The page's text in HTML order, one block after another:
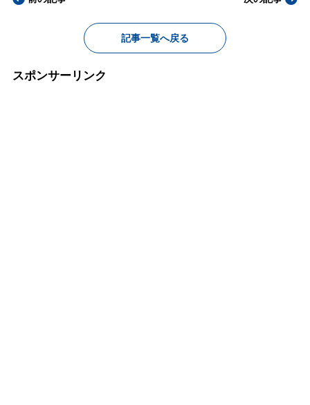
記事一覧へ戻る
スポンサーリンク